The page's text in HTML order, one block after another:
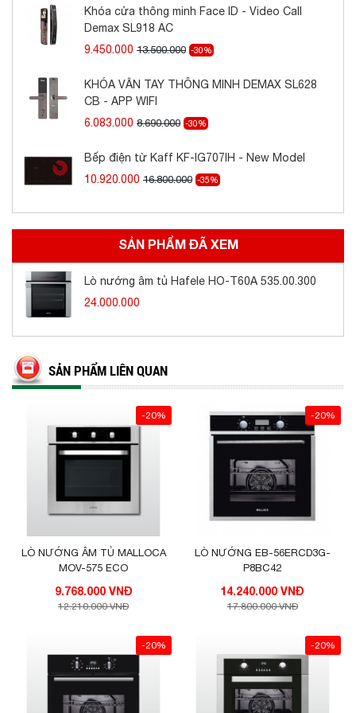
Giữ ấm thực phẩm
Làm sạch thủy phân
TÍNH NĂNG CỦA LÒ NƯỚNG HAFELE HO-
T60A
– Dung tích: 66L
– Điều khiển cảm ứng hoàn toàn
– 1 khay dạng telescopic kéo ra được
Khóa cửa thông minh Face ID - Video Call
Demax SL918 AC
9.450.000 13.500.000 -30%
KHÓA VÂN TAY THÔNG MINH DEMAX SL628
CB - APP WIFI
6.083.000 8.690.000 -30%
Bếp điện từ Kaff KF-IG707IH - New Model
10.920.000 16.800.000 -35%
SẢN PHẨM ĐÃ XEM
Lò nướng âm tủ Hafele HO-T60A 535.00.300
24.000.000
SẢN PHẨM LIÊN QUAN
-20%
LÒ NƯỚNG ÂM TỦ MALLOCA
MOV-575 ECO
9.768.000 VNĐ
12.210.000 VNĐ
-20%
LÒ NƯỚNG EB-56ERCD3G-
P8BC42
14.240.000 VNĐ
17.800.000 VNĐ
-20% -20%